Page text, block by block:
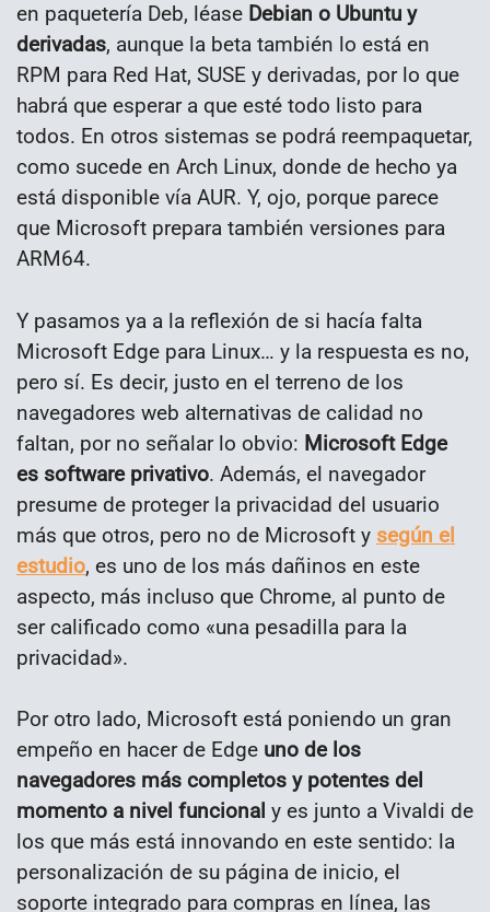
en paquetería Deb, léase Debian o Ubuntu y
derivadas, aunque la beta también lo está en
RPM para Red Hat, SUSE y derivadas, por lo que
habrá que esperar a que esté todo listo para
todos. En otros sistemas se podrá reempaquetar,
como sucede en Arch Linux, donde de hecho ya
está disponible vía AUR. Y, ojo, porque parece
que Microsoft prepara también versiones para
ARM64.
Y pasamos ya a la reflexión de si hacía falta
Microsoft Edge para Linux… y la respuesta es no,
pero sí. Es decir, justo en el terreno de los
navegadores web alternativas de calidad no
faltan, por no señalar lo obvio: Microsoft Edge
es software privativo. Además, el navegador
presume de proteger la privacidad del usuario
más que otros, pero no de Microsoft y según el
estudio, es uno de los más dañinos en este
aspecto, más incluso que Chrome, al punto de
ser calificado como «una pesadilla para la
privacidad».
Por otro lado, Microsoft está poniendo un gran
empeño en hacer de Edge uno de los
navegadores más completos y potentes del
momento a nivel funcional y es junto a Vivaldi de
los que más está innovando en este sentido: la
personalización de su página de inicio, el
soporte integrado para compras en línea, las